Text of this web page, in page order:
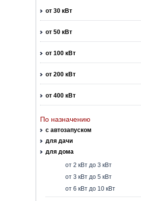
от 30 кВт
от 50 кВт
от 100 кВт
от 200 кВт
от 400 кВт
По назначению
с автозапуском
для дачи
для дома
от 2 кВт до 3 кВт
от 3 кВт до 5 кВт
от 6 кВт до 10 кВт